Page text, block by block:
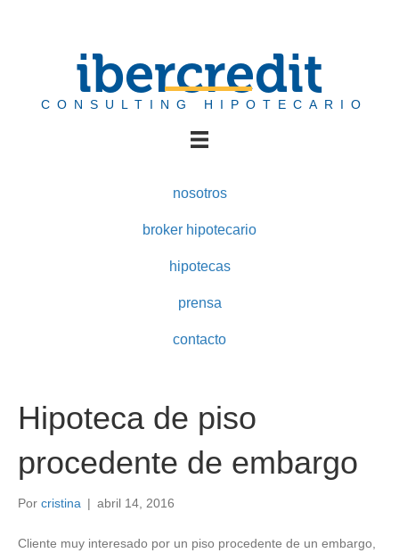
ibercredit
CONSULTING HIPOTECARIO
nosotros
broker hipotecario
hipotecas
prensa
contacto
Hipoteca de piso
procedente de embargo
Por cristina | abril 14, 2016
Cliente muy interesado por un piso procedente de un embargo,